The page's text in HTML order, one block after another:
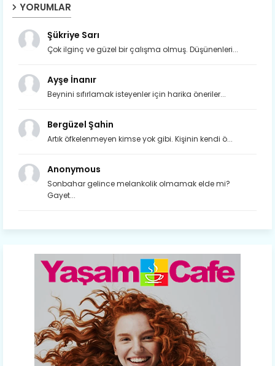
YORUMLAR
Şükriye Sarı
Çok ilginç ve güzel bir çalışma olmuş. Düşünenleri...
Ayşe İnanır
Beynini sıfırlamak isteyenler için harika öneriler...
Bergüzel Şahin
Artık öfkelenmeyen kimse yok gibi. Kişinin kendi ö...
Anonymous
Sonbahar gelince melankolik olmamak elde mi?
Gayet...